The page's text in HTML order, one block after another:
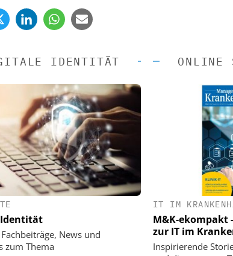
IDENTITÄT
Fachbeiträge, News und
zum Thema
ONLINE
IT IM
M&K-ekompakt
zur IT im
Inspirierende
Digitalisierung im
Von digitaler
zur KI-fähigen Steuerung
Ordnung